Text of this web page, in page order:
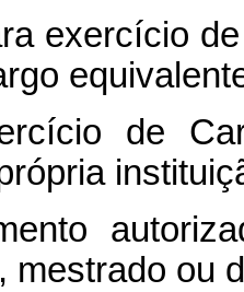
exercício
de
mestrado ou